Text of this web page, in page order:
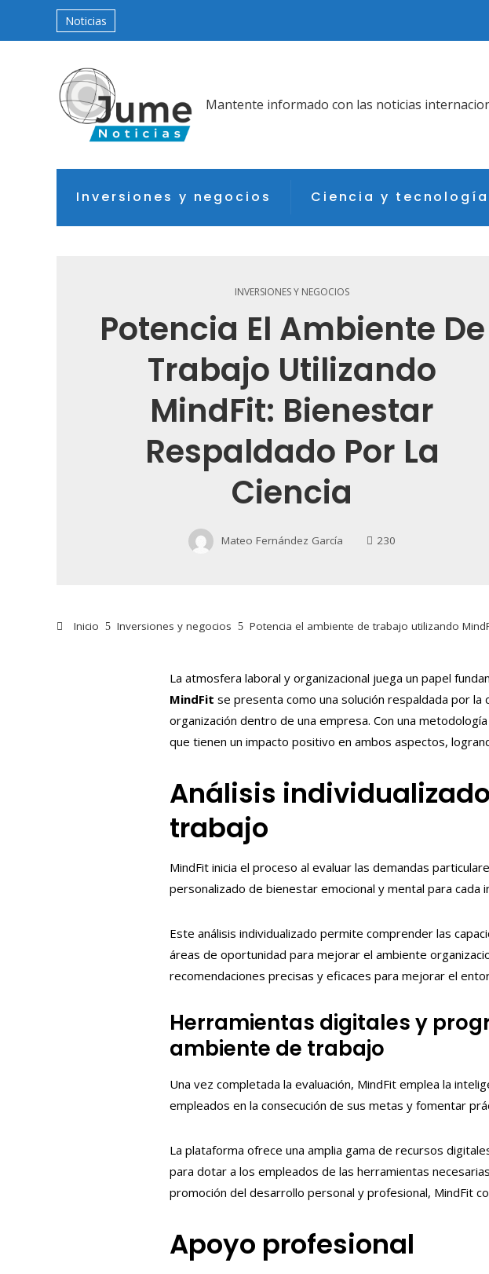
Noticias
Mantente informado con las noticias
Inversiones y negocios Ciencia y tecnología
INVERSIONES Y NEGOCIOS
Potencia El Ambiente De
Trabajo Utilizando
MindFit: Bienestar
Respaldado Por La
Ciencia
Mateo Fernández García 230
Inicio Inversiones y negocios Potencia el ambiente de trabajo utilizando
La atmosfera laboral y organizacional juega un papel
MindFit se presenta como una solución respaldada por
organización dentro de una empresa. Con una
que tienen un impacto positivo en ambos aspectos,
Análisis
trabajo
MindFit inicia el proceso al evaluar las demandas
personalizado de bienestar emocional y mental para cada
Este análisis individualizado permite comprender las
áreas de oportunidad para mejorar el ambiente
recomendaciones precisas y eficaces para mejorar el
Herramientas digitales y
ambiente de trabajo
Una vez completada la evaluación, MindFit emplea la
empleados en la consecución de sus metas y fomentar
La plataforma ofrece una amplia gama de recursos
para dotar a los empleados de las herramientas
promoción del desarrollo personal y profesional, MindFit
Apoyo profesional